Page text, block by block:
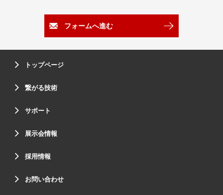
フォームへ進む
トップページ
繋がる技術
サポート
展示会情報
採用情報
お問い合わせ